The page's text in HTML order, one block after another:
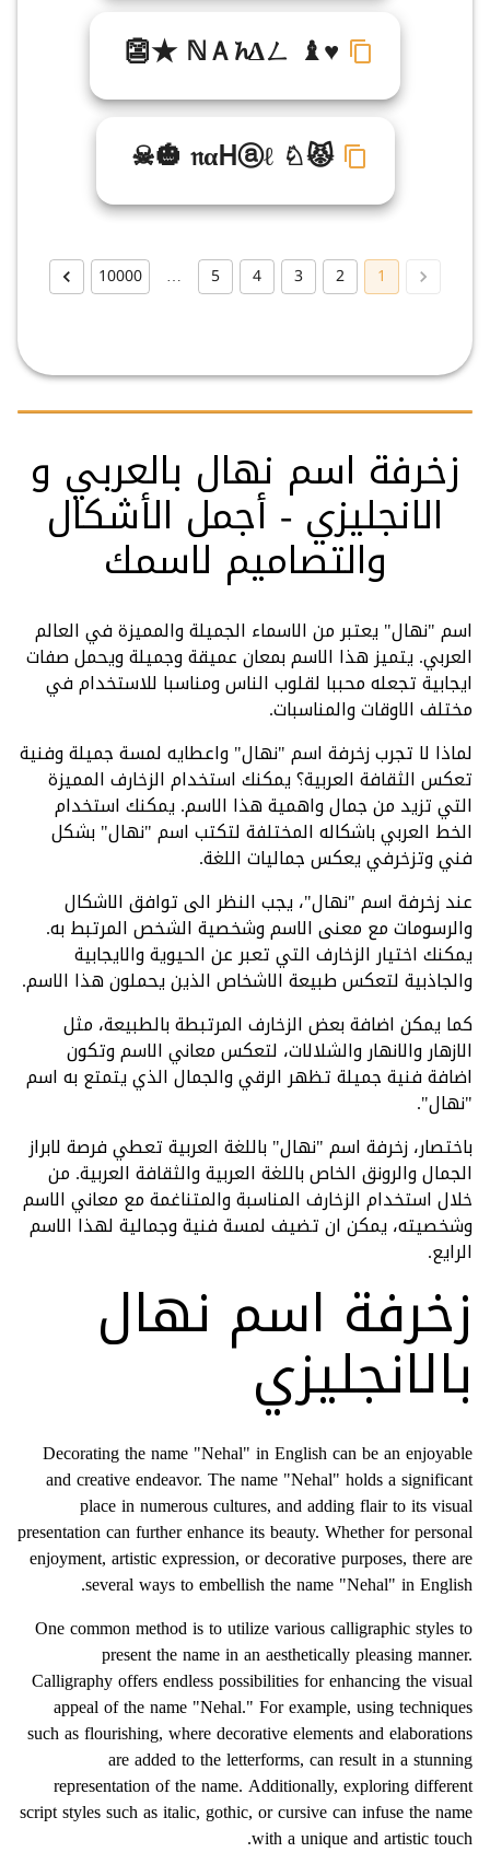
👺★ ℕＡ𝓱Δㄥ ♝♥
☠🎃 𝔫αᕼⓐℓ ♘😾
1
2
3
4
5
…
10000
زخرفة اسم نهال بالعربي و
الانجليزي - أجمل الأشكال
والتصاميم لاسمك
اسم "نهال" يعتبر من الاسماء الجميلة والمميزة في العالم
العربي. يتميز هذا الاسم بمعان عميقة وجميلة ويحمل صفات
ايجابية تجعله محببا لقلوب الناس ومناسبا للاستخدام في
مختلف الاوقات والمناسبات.
لماذا لا تجرب زخرفة اسم "نهال" واعطايه لمسة جميلة وفنية
تعكس الثقافة العربية؟ يمكنك استخدام الزخارف المميزة
التي تزيد من جمال واهمية هذا الاسم. يمكنك استخدام
الخط العربي باشكاله المختلفة لتكتب اسم "نهال" بشكل
فني وتزخرفي يعكس جماليات اللغة.
عند زخرفة اسم "نهال"، يجب النظر الى توافق الاشكال
والرسومات مع معنى الاسم وشخصية الشخص المرتبط به.
يمكنك اختيار الزخارف التي تعبر عن الحيوية والايجابية
والجاذبية لتعكس طبيعة الاشخاص الذين يحملون هذا الاسم.
كما يمكن اضافة بعض الزخارف المرتبطة بالطبيعة، مثل
الازهار والانهار والشلالات، لتعكس معاني الاسم وتكون
اضافة فنية جميلة تظهر الرقي والجمال الذي يتمتع به اسم
"نهال".
باختصار، زخرفة اسم "نهال" باللغة العربية تعطي فرصة لابراز
الجمال والرونق الخاص باللغة العربية والثقافة العربية. من
خلال استخدام الزخارف المناسبة والمتناغمة مع معاني الاسم
وشخصيته، يمكن ان تضيف لمسة فنية وجمالية لهذا الاسم
الرايع.
زخرفة اسم نهال
بالانجليزي
Decorating the name "Nehal" in English can be an enjoyable
and creative endeavor. The name "Nehal" holds a significant
place in numerous cultures, and adding flair to its visual
presentation can further enhance its beauty. Whether for personal
enjoyment, artistic expression, or decorative purposes, there are
several ways to embellish the name "Nehal" in English.
One common method is to utilize various calligraphic styles to
present the name in an aesthetically pleasing manner.
Calligraphy offers endless possibilities for enhancing the visual
appeal of the name "Nehal." For example, using techniques
such as flourishing, where decorative elements and elaborations
are added to the letterforms, can result in a stunning
representation of the name. Additionally, exploring different
script styles such as italic, gothic, or cursive can infuse the name
with a unique and artistic touch.